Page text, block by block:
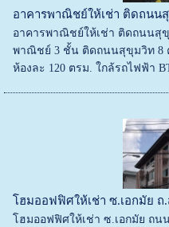
อาคารพาณิชย์ให้เช่า ติดถนน
อาคารพาณิชย์ให้เช่า ติดถนนสุ
พาณิชย์ 3 ชั้น ติดถนนสุขุมวิท 8
ห้องละ 120 ตรม. ใกล้รถไฟฟ้า
โฮมออฟฟิศให้เช่า ซ.เอกมัย
โฮมออฟฟิศให้เช่า ซ.เอกมัย ถ